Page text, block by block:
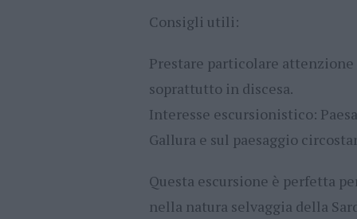
Consigli utili:
Prestare particolare
soprattutto in discesa.
Interesse escursionistico:
Gallura e sul paesaggio
Questa escursione è perfetta
nella natura selvaggia della